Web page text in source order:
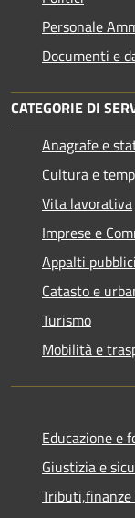
Personale
Documenti e
CATEGORIE DI
Anagrafe e
Cultura e
Vita lavorativa
Imprese e
Appalti pubblici
Catasto e
Turismo
Mobilità e
Educazione e
Giustizia e